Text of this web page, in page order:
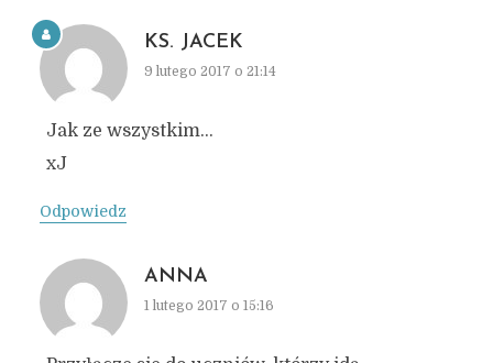
KS. JACEK
9 lutego 2017 o 21:14
Jak ze wszystkim…
xJ
Odpowiedz
ANNA
1 lutego 2017 o 15:16